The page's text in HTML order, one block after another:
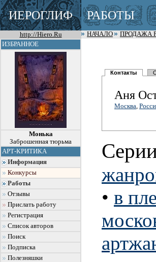
ИЕРОГЛИФ РАБОТЫ
http://Hiero.Ru НАЧАЛО ПРОДАЖА
ИЗБРАННОЕ
Монька
Заброшенная тюрьма
АРТ-КРИТИКА
Информация
Конкурсы
Работы
Отзывы
Прислать работу
Регистрация
Список авторов
Поиск
Подписка
Полезняшки
Контакты
Аня
Москва,
• в